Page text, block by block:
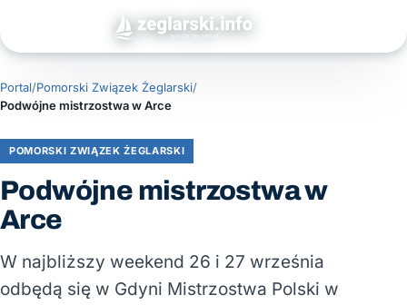
Portal/Pomorski Związek Żeglarski/
Podwójne mistrzostwa w Arce
POMORSKI ZWIĄZEK ŻEGLARSKI
Podwójne mistrzostwa w
Arce
W najbliższy weekend 26 i 27 września
odbędą się w Gdyni Mistrzostwa Polski w